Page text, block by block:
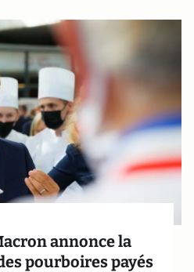
annonce la
pourboires payés